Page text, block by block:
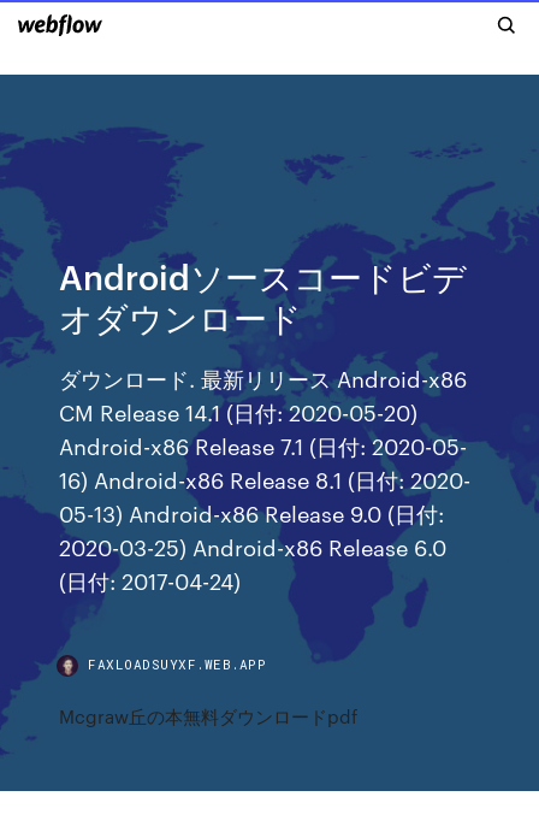
Androidソースコードビデ
オダウンロード
ダウンロード. 最新リリース Android-x86
CM Release 14.1 (日付: 2020-05-20)
Android-x86 Release 7.1 (日付: 2020-05-
16) Android-x86 Release 8.1 (日付: 2020-
05-13) Android-x86 Release 9.0 (日付:
2020-03-25) Android-x86 Release 6.0
(日付: 2017-04-24)
FAXLOADSUYXF.WEB.APP
Mcgraw丘の本無料ダウンロードpdf